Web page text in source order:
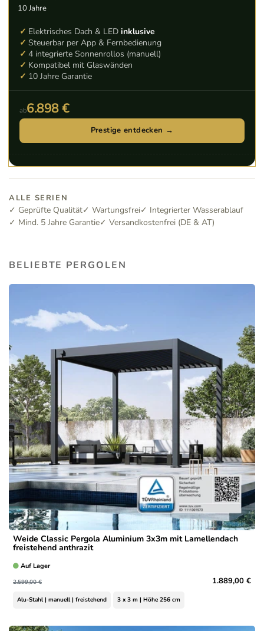
10 Jahre
Elektrisches Dach & LED inklusive
Steuerbar per App & Fernbedienung
4 integrierte Sonnenrollos (manuell)
Kompatibel mit Glaswänden
10 Jahre Garantie
ab6.898 €
Prestige entdecken →
ALLE SERIEN
✓ Geprüfte Qualität✓ Wartungsfrei✓ Integrierter Wasserablauf
✓ Mind. 5 Jahre Garantie✓ Versandkostenfrei (DE & AT)
BELIEBTE PERGOLEN
Weide Classic Pergola Aluminium 3x3m mit Lamellendach
freistehend anthrazit
Auf Lager
2.599,00 € 1.889,00 €
Alu-Stahl | manuell | freistehend 3 x 3 m | Höhe 256 cm